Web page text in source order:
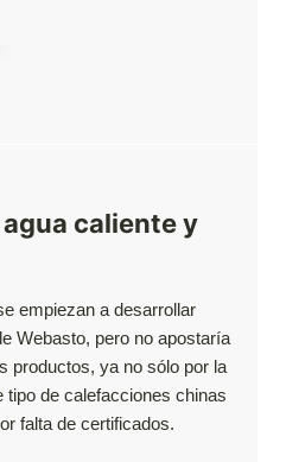
caliente y
empiezan a desarrollar
Webasto, pero no apostaría
productos, ya no sólo por la
tipo de calefacciones chinas
falta de certificados.